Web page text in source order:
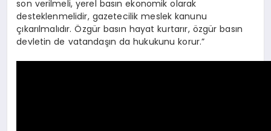
son verilmeli, yerel basın ekonomik olarak
desteklenmelidir, gazetecilik meslek kanunu
çıkarılmalıdır. Özgür basın hayat kurtarır, özgür basın
devletin de vatandaşın da hukukunu korur.”